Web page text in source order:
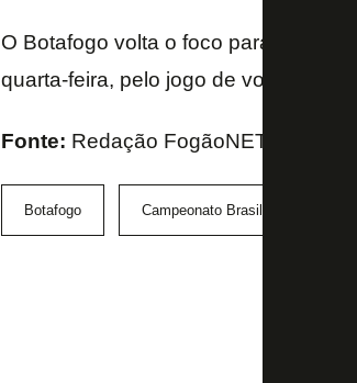
O Botafogo volta o foco para a
quarta-feira, pelo jogo de volta das
Fonte: Redação FogãoNET e TV
Botafogo Campeonato Brasileiro